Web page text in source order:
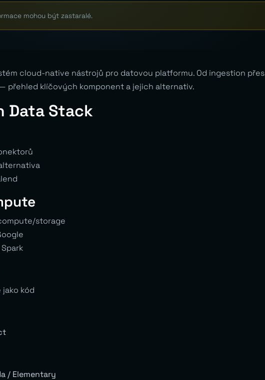
mohou být zastaralé.
cloud-native nástrojů pro datovou platformu. Od ingestion přes
přehled klíčových komponent a jejich alternativ.
Data Stack
storage
kód
/ Elementary